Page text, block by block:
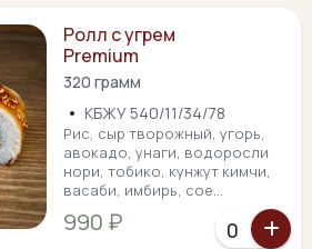
Ролл с угрем
Premium
320 грамм
• КБЖУ 540/11/34/78
Рис, сыр творожный, угорь,
авокадо, унаги, водоросли
нори, тобико, кунжут кимчи,
васаби, имбирь, сое...
990 ₽